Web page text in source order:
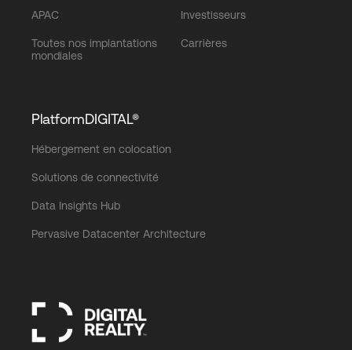
APAC
Toutes nos implantations
mondiales
Investisseurs
Carrières
PlatformDIGITAL®
Hébergement en colocation
Solutions de connectivité
Data Insights Hub
Pervasive Datacenter Architecture